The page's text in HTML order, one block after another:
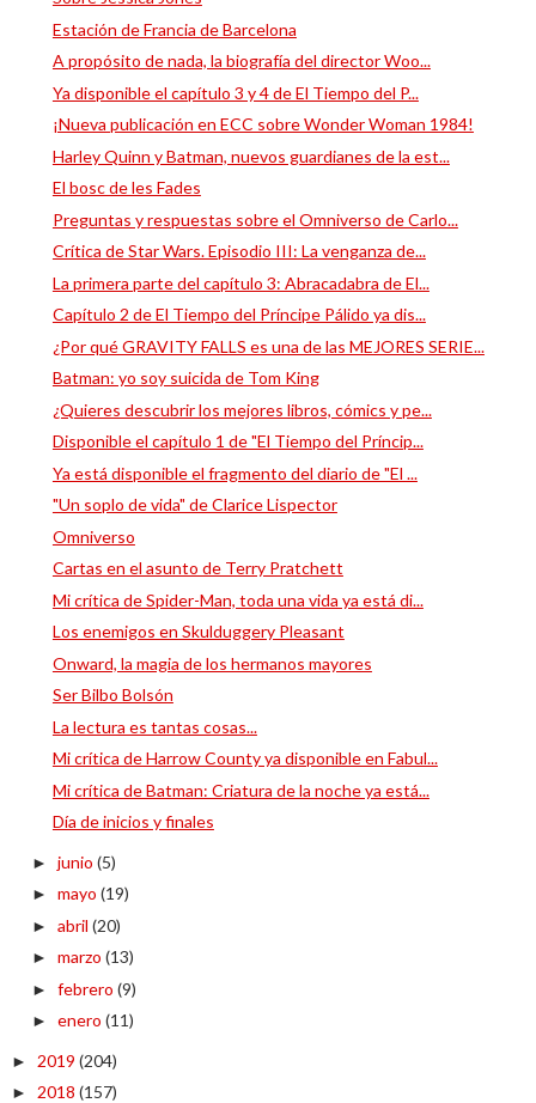
Estación de Francia de Barcelona
A propósito de nada, la biografía del director Woo...
Ya disponible el capítulo 3 y 4 de El Tiempo del P...
¡Nueva publicación en ECC sobre Wonder Woman 1984!
Harley Quinn y Batman, nuevos guardianes de la est...
El bosc de les Fades
Preguntas y respuestas sobre el Omniverso de Carlo...
Crítica de Star Wars. Episodio III: La venganza de...
La primera parte del capítulo 3: Abracadabra de El...
Capítulo 2 de El Tiempo del Príncipe Pálido ya dis...
¿Por qué GRAVITY FALLS es una de las MEJORES SERIE...
Batman: yo soy suicida de Tom King
¿Quieres descubrir los mejores libros, cómics y pe...
Disponible el capítulo 1 de "El Tiempo del Príncip...
Ya está disponible el fragmento del diario de "El ...
"Un soplo de vida" de Clarice Lispector
Omniverso
Cartas en el asunto de Terry Pratchett
Mi crítica de Spider-Man, toda una vida ya está di...
Los enemigos en Skulduggery Pleasant
Onward, la magia de los hermanos mayores
Ser Bilbo Bolsón
La lectura es tantas cosas...
Mi crítica de Harrow County ya disponible en Fabul...
Mi crítica de Batman: Criatura de la noche ya está...
Día de inicios y finales
► junio (5)
► mayo (19)
► abril (20)
► marzo (13)
► febrero (9)
► enero (11)
► 2019 (204)
► 2018 (157)